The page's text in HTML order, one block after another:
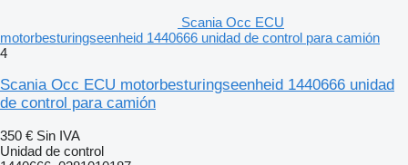
Scania Occ ECU
motorbesturingseenheid 1440666 unidad de control para camión
4
Scania Occ ECU motorbesturingseenheid 1440666 unidad
de control para camión
350 € Sin IVA
Unidad de control